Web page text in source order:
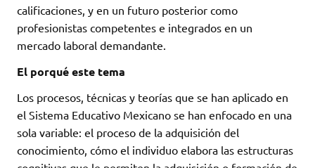
calificaciones, y en un futuro posterior como
profesionistas competentes e integrados en un
mercado laboral demandante.
El porqué este tema
Los procesos, técnicas y teorías que se han aplicado en
el Sistema Educativo Mexicano se han enfocado en una
sola variable: el proceso de la adquisición del
conocimiento, cómo el individuo elabora las estructuras